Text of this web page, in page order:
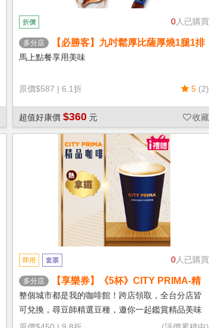
0人已購買
折價
多分店
【必勝客】九吋鬆厚比薩厚燒1腿1排
套餐 享樂券
馬上點餐享用美味
原價$587 | 6.1折 5 (2)
超值好康價 $360 元 收藏
0人已購買
即用 套票
多分店
【享樂券】《5杯》CITY PRIMA-精
品拿鐵(中杯-熱)
整個城市都是我的咖啡館！跨店領取，全台分店皆
可兌換，尋豆師精選豆種，邀你一起鑑賞精品美味